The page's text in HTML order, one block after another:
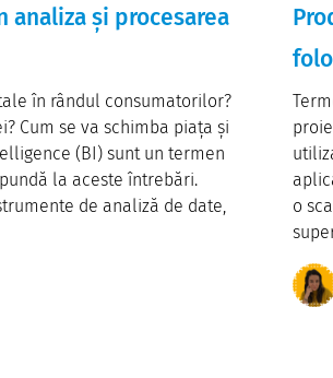
analiza și procesarea
în rândul consumatorilor?
Cum se va schimba piața și
(BI) sunt un termen
la aceste întrebări.
de analiză de date,
o